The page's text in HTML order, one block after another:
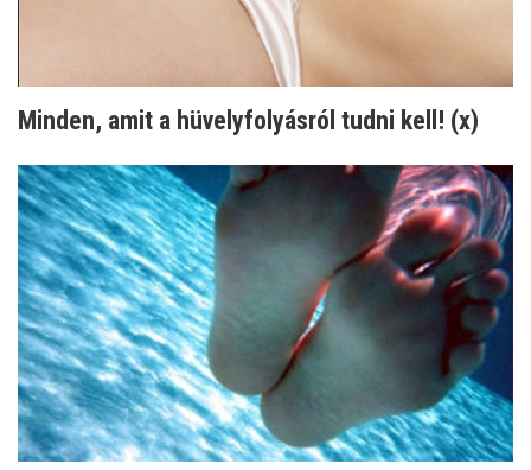
Minden, amit a hüvelyfolyásról tudni kell! (x)